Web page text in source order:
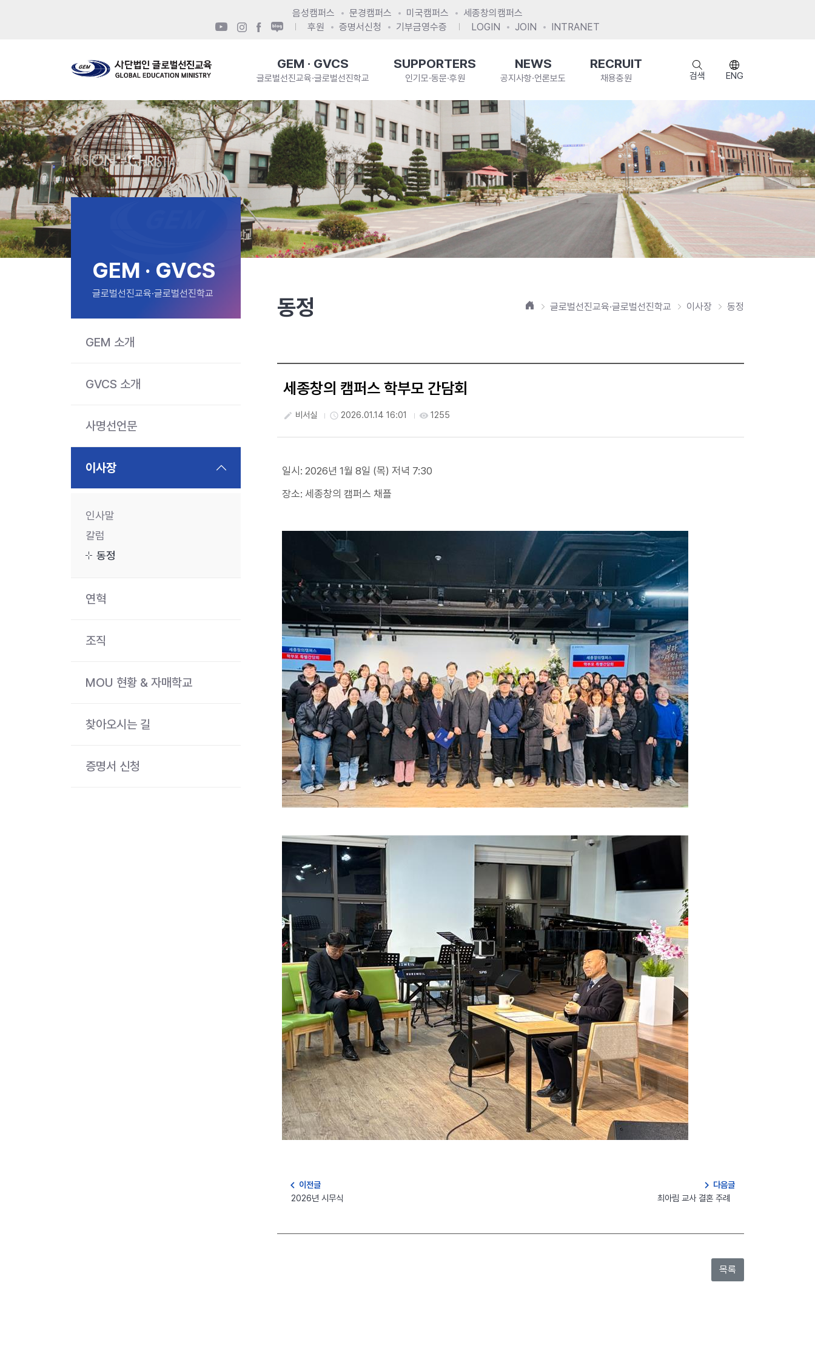
음성캠퍼스 문경캠퍼스 미국캠퍼스
세종창의캠퍼스
후원
증명서신청 기부금영수증 LOGIN JOIN INTRANET
GEM · GVCS
글로벌선진교육·글로벌선진학교
SUPPORTERS
인기모·동문·후원
NEWS
공지사항·언론보도
RECRUIT
채용충원 검색 ENG
GEM · GVCS
글로벌선진교육·글로벌선진학교
GEM 소개
GVCS 소개
사명선언문
이사장
인사말
칼럼
동정
연혁
조직
MOU 현황 & 자매학교
찾아오시는 길
증명서 신청
동정 홈 글로벌선진교육·글로벌선진학교 이사장 동정
세종창의 캠퍼스 학부모 간담회
create 비서실 access_time 2026.01.14 16:01 visibility 1255
일시: 2026년 1월 8일 (목) 저녁 7:30
장소: 세종창의 캠퍼스 채플
navigate_before 이전글
2026년 시무식
navigate_next 다음글
최아림 교사 결혼 주례